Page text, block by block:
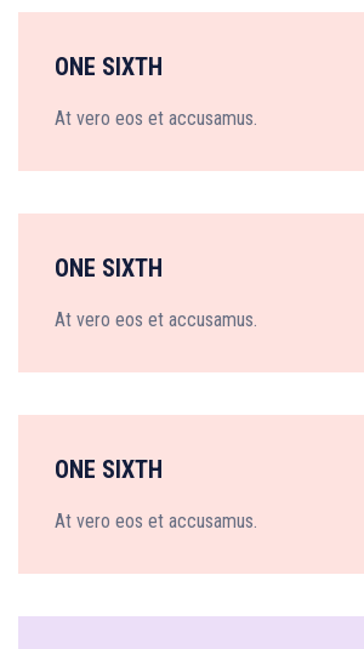
ONE SIXTH
At vero eos et accusamus.
ONE SIXTH
At vero eos et accusamus.
ONE SIXTH
At vero eos et accusamus.